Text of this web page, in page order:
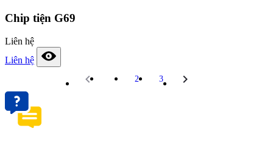
Chip tiện G69
Liên hệ
Liên hệ
2 3